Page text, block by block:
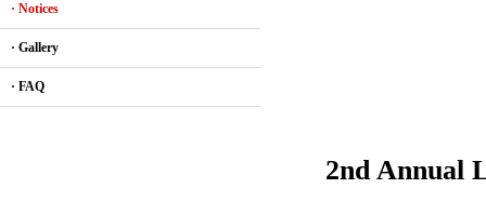
· Notices
· Gallery
· FAQ
2nd Annual